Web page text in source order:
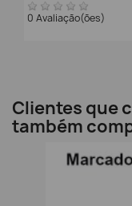
0 Avaliação(ões)
Clientes que
também